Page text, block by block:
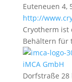
Euteneuen 4,
http://
Cryotherm ist
Behältern für
iMCA GmbH
Dorfstraße 28